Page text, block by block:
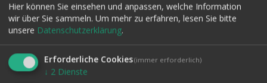
alle Requisiten bequem zu erreichen sind. Durch die
doppelte Naht ist das Procarry sehr strapazierfähig. Die
Variante aus veganem Leder tritt besonders stilvoll in
Erscheinung, bietet dabei aber im Inneren zusätzlichen
Schutz vor Regen und Nässe.
Größe: ca. 35,5 cm x 23 cm
Hier können Sie einsehen und anpassen, welche Information
wir über Sie sammeln. Um mehr zu erfahren, lesen Sie bitte
unsere Datenschutzerklärung.
Erforderliche Cookies(immer erforderlich)
↓ 2 Dienste